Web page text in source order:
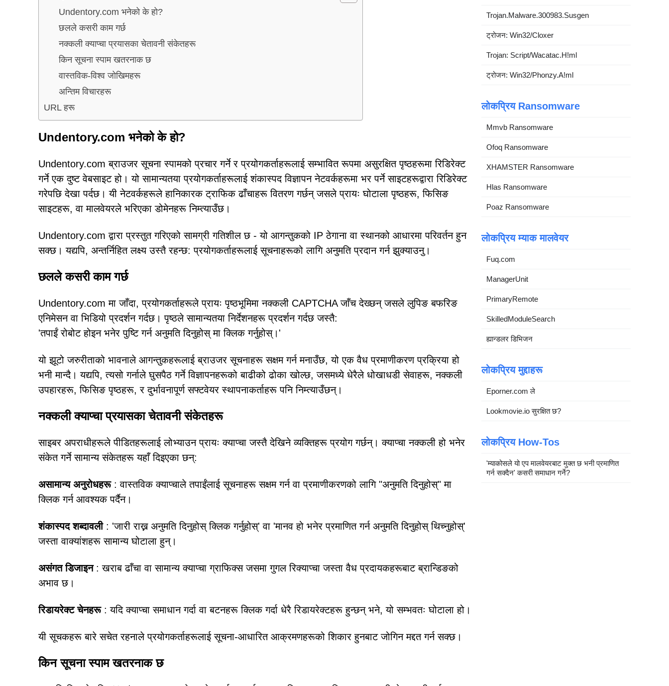
Undentory.com भनेको के हो?
छलले कसरी काम गर्छ
नक्कली क्याप्चा प्रयासका चेतावनी संकेतहरू
किन सूचना स्पाम खतरनाक छ
वास्तविक-विश्व जोखिमहरू
अन्तिम विचारहरू
URL हरू
Undentory.com भनेको के हो?
Undentory.com ब्राउजर सूचना स्पामको प्रचार गर्ने र प्रयोगकर्ताहरूलाई सम्भावित रूपमा असुरक्षित पृष्ठहरूमा रिडिरेक्ट
गर्ने एक दुष्ट वेबसाइट हो। यो सामान्यतया प्रयोगकर्ताहरूलाई शंकास्पद विज्ञापन नेटवर्कहरूमा भर पर्ने साइटहरूद्वारा रिडिरेक्ट
गरेपछि देखा पर्दछ। यी नेटवर्कहरूले हानिकारक ट्राफिक ढाँचाहरू वितरण गर्छन् जसले प्रायः घोटाला पृष्ठहरू, फिसिङ
साइटहरू, वा मालवेयरले भरिएका डोमेनहरू निम्त्याउँछ।
Undentory.com द्वारा प्रस्तुत गरिएको सामग्री गतिशील छ - यो आगन्तुकको IP ठेगाना वा स्थानको आधारमा परिवर्तन हुन
सक्छ। यद्यपि, अन्तर्निहित लक्ष्य उस्तै रहन्छ: प्रयोगकर्ताहरूलाई सूचनाहरूको लागि अनुमति प्रदान गर्न झुक्याउनु।
छलले कसरी काम गर्छ
Undentory.com मा जाँदा, प्रयोगकर्ताहरूले प्रायः पृष्ठभूमिमा नक्कली CAPTCHA जाँच देख्छन् जसले लुपिङ बफरिङ
एनिमेसन वा भिडियो प्रदर्शन गर्दछ। पृष्ठले सामान्यतया निर्देशनहरू प्रदर्शन गर्दछ जस्तै:
'तपाईं रोबोट होइन भनेर पुष्टि गर्न अनुमति दिनुहोस् मा क्लिक गर्नुहोस्।'
यो झूटो जरुरीताको भावनाले आगन्तुकहरूलाई ब्राउजर सूचनाहरू सक्षम गर्न मनाउँछ, यो एक वैध प्रमाणीकरण प्रक्रिया हो
भनी मान्दै। यद्यपि, त्यसो गर्नाले घुसपैठ गर्ने विज्ञापनहरूको बाढीको ढोका खोल्छ, जसमध्ये धेरैले धोखाधडी सेवाहरू, नक्कली
उपहारहरू, फिसिङ पृष्ठहरू, र दुर्भावनापूर्ण सफ्टवेयर स्थापनाकर्ताहरू पनि निम्त्याउँछन्।
नक्कली क्याप्चा प्रयासका चेतावनी संकेतहरू
साइबर अपराधीहरूले पीडितहरूलाई लोभ्याउन प्रायः क्याप्चा जस्तै देखिने व्यक्तिहरू प्रयोग गर्छन्। क्याप्चा नक्कली हो भनेर
संकेत गर्ने सामान्य संकेतहरू यहाँ दिइएका छन्:
असामान्य अनुरोधहरू: वास्तविक क्याप्चाले तपाईंलाई सूचनाहरू सक्षम गर्न वा प्रमाणीकरणको लागि "अनुमति दिनुहोस्" मा
क्लिक गर्न आवश्यक पर्दैन।
शंकास्पद शब्दावली: 'जारी राख्न अनुमति दिनुहोस् क्लिक गर्नुहोस्' वा 'मानव हो भनेर प्रमाणित गर्न अनुमति दिनुहोस् थिच्नुहोस्'
जस्ता वाक्यांशहरू सामान्य घोटाला हुन्।
असंगत डिजाइन: खराब ढाँचा वा सामान्य क्याप्चा ग्राफिक्स जसमा गुगल रिक्याप्चा जस्ता वैध प्रदायकहरूबाट ब्रान्डिङको
अभाव छ।
रिडायरेक्ट चेनहरू: यदि क्याप्चा समाधान गर्दा वा बटनहरू क्लिक गर्दा धेरै रिडायरेक्टहरू हुन्छन् भने, यो सम्भवतः घोटाला हो।
यी सूचकहरू बारे सचेत रहनाले प्रयोगकर्ताहरूलाई सूचना-आधारित आक्रमणहरूको शिकार हुनबाट जोगिन मद्दत गर्न सक्छ।
किन सूचना स्पाम खतरनाक छ
Trojan.Malware.300983.Susgen
ट्रोजन: Win32/Cloxer
Trojan: Script/Wacatac.H!ml
ट्रोजन: Win32/Phonzy.A!ml
लोकप्रिय Ransomware
Mmvb Ransomware
Ofoq Ransomware
XHAMSTER Ransomware
Hlas Ransomware
Poaz Ransomware
लोकप्रिय म्याक मालवेयर
Fuq.com
ManagerUnit
PrimaryRemote
SkilledModuleSearch
ह्यान्डलर डिभिजन
लोकप्रिय मुद्दाहरू
Eporner.com ले
Lookmovie.io सुरक्षित छ?
लोकप्रिय How-Tos
'म्याकोसले यो एप मालवेयरबाट मुक्त छ भनी प्रमाणित
गर्न सक्दैन' कसरी समाधान गर्ने?